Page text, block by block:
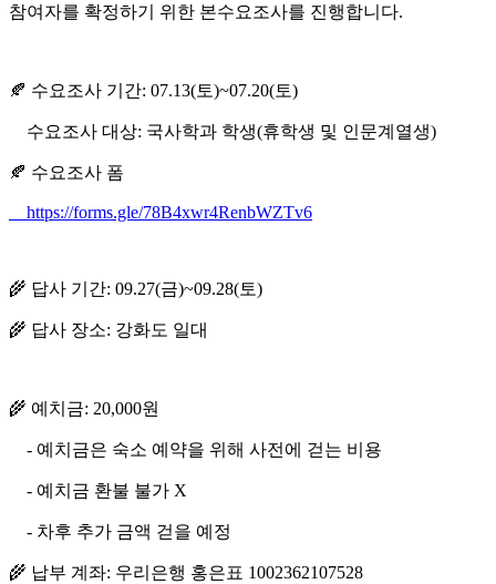
참여자를 확정하기 위한 본수요조사를 진행합니다.
🍂 수요조사 기간: 07.13(토)~07.20(토)
수요조사 대상: 국사학과 학생(휴학생 및 인문계열생)
🍂 수요조사 폼
https://forms.gle/78B4xwr4RenbWZTv6
🌾 답사 기간: 09.27(금)~09.28(토)
🌾 답사 장소: 강화도 일대
🌾 예치금: 20,000원
- 예치금은 숙소 예약을 위해 사전에 걷는 비용
- 예치금 환불 불가 X
- 차후 추가 금액 걷을 예정
🌾 납부 계좌: 우리은행 홍은표 1002362107528